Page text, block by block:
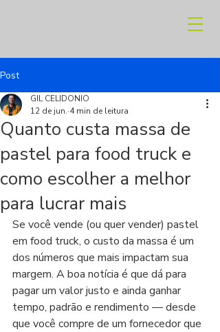
Post
Quanto custa massa de
pastel para food truck e
como escolher a melhor
para lucrar mais
GIL CELIDONIO
12 de jun. 4 min de leitura
Se você vende (ou quer vender) pastel
em food truck, o custo da massa é um
dos números que mais impactam sua
margem. A boa notícia é que dá para
pagar um valor justo e ainda ganhar
tempo, padrão e rendimento — desde
que você compre de um fornecedor que